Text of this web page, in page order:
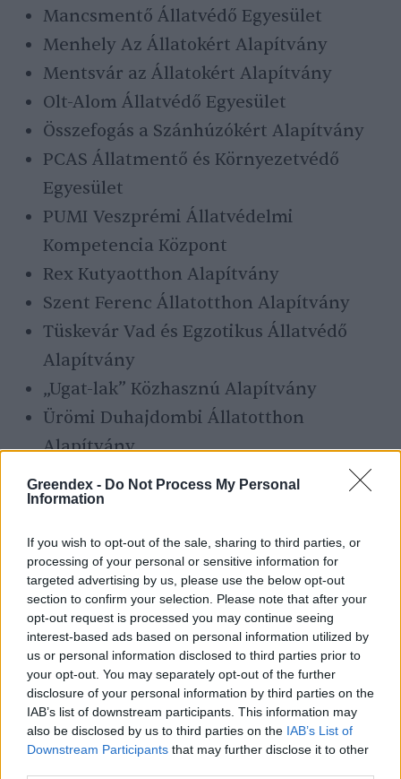
Greendex - Do Not Process My Personal
Information
If you wish to opt-out of the sale, sharing to third parties, or
processing of your personal or sensitive information for
targeted advertising by us, please use the below opt-out
section to confirm your selection. Please note that after your
opt-out request is processed you may continue seeing
interest-based ads based on personal information utilized by
us or personal information disclosed to third parties prior to
your opt-out. You may separately opt-out of the further
disclosure of your personal information by third parties on the
IAB’s list of downstream participants. This information may
also be disclosed by us to third parties on the IAB’s List of
Downstream Participants that may further disclose it to other
Mancsmentő Állatvédő Egyesület
Menhely Az Állatokért Alapítvány
Mentsvár az Állatokért Alapítvány
Olt-Alom Állatvédő Egyesület
Összefogás a Szánhúzókért Alapítvány
PCAS Állatmentő és Környezetvédő
Egyesület
PUMI Veszprémi Állatvédelmi
Kompetencia Központ
Rex Kutyaotthon Alapítvány
Szent Ferenc Állatotthon Alapítvány
Tüskevár Vad és Egzotikus Állatvédő
Alapítvány
„Ugat-lak” Közhasznú Alapítvány
Ürömi Duhajdombi Állatotthon
Alapítvány
További információk és részletek elérhetők a
kampányhivatalos oldalán.
(forrás: Közös ügyünk az állatvédelem